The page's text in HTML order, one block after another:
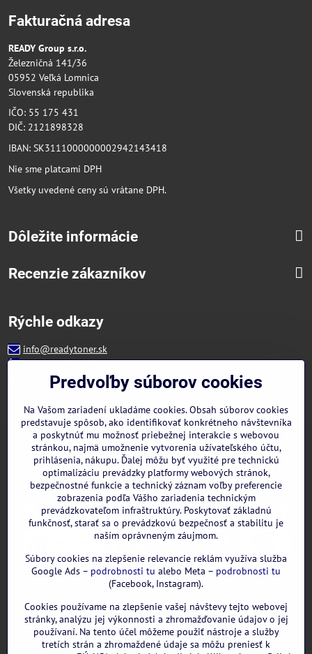
Fakturačná adresa
READY Group s.r.o.
Železničná 141/36
05952 Veľká Lomnica
Slovenská republika
IČO: 55 175 431
DIČ: 2121898328
IBAN: SK3111000000002942143418
Nie sme platcami DPH
Všetky uvedené ceny sú vrátane DPH.
Dôležite informácie
Recenzie zákazníkov
Rýchle odkazy
info@readytoner.sk
+421 944 322 536 (PO-PIA: 09:00- 15:00)
Facebook
WhatsApp
GOOGLE recenzie:
Predvoľby súborov cookies
Na Vašom zariadení ukladáme cookies. Obsah súborov cookies
predstavuje spôsob, ako identifikovať konkrétneho návštevníka
a poskytnúť mu možnosť priebežnej interakcie s webovou
stránkou, najmä umožnenie vytvorenia užívateľského účtu,
prihlásenia, nákupu. Ďalej môžu byť využité pre technickú
optimalizáciu prevádzky platformy webových stránok,
bezpečnostné funkcie a technický záznam voľby preferencie
zobrazenia podľa Vášho zariadenia technickým
prevádzkovateľom infraštruktúry. Poskytovať základnú
funkčnosť, starať sa o prevádzkovú bezpečnosť a stabilitu je
naším oprávneným záujmom.
Súbory cookies na zlepšenie relevancie reklám využíva služba
Google Ads – podrobnosti tu alebo Meta – podrobnosti tu
(Facebook, Instagram).
Cookies používame na zlepšenie vašej návštevy tejto webovej
stránky, analýzu jej výkonnosti a zhromažďovanie údajov o jej
používaní. Na tento účel môžeme použiť nástroje a služby
tretích strán a zhromaždené údaje sa môžu preniesť k